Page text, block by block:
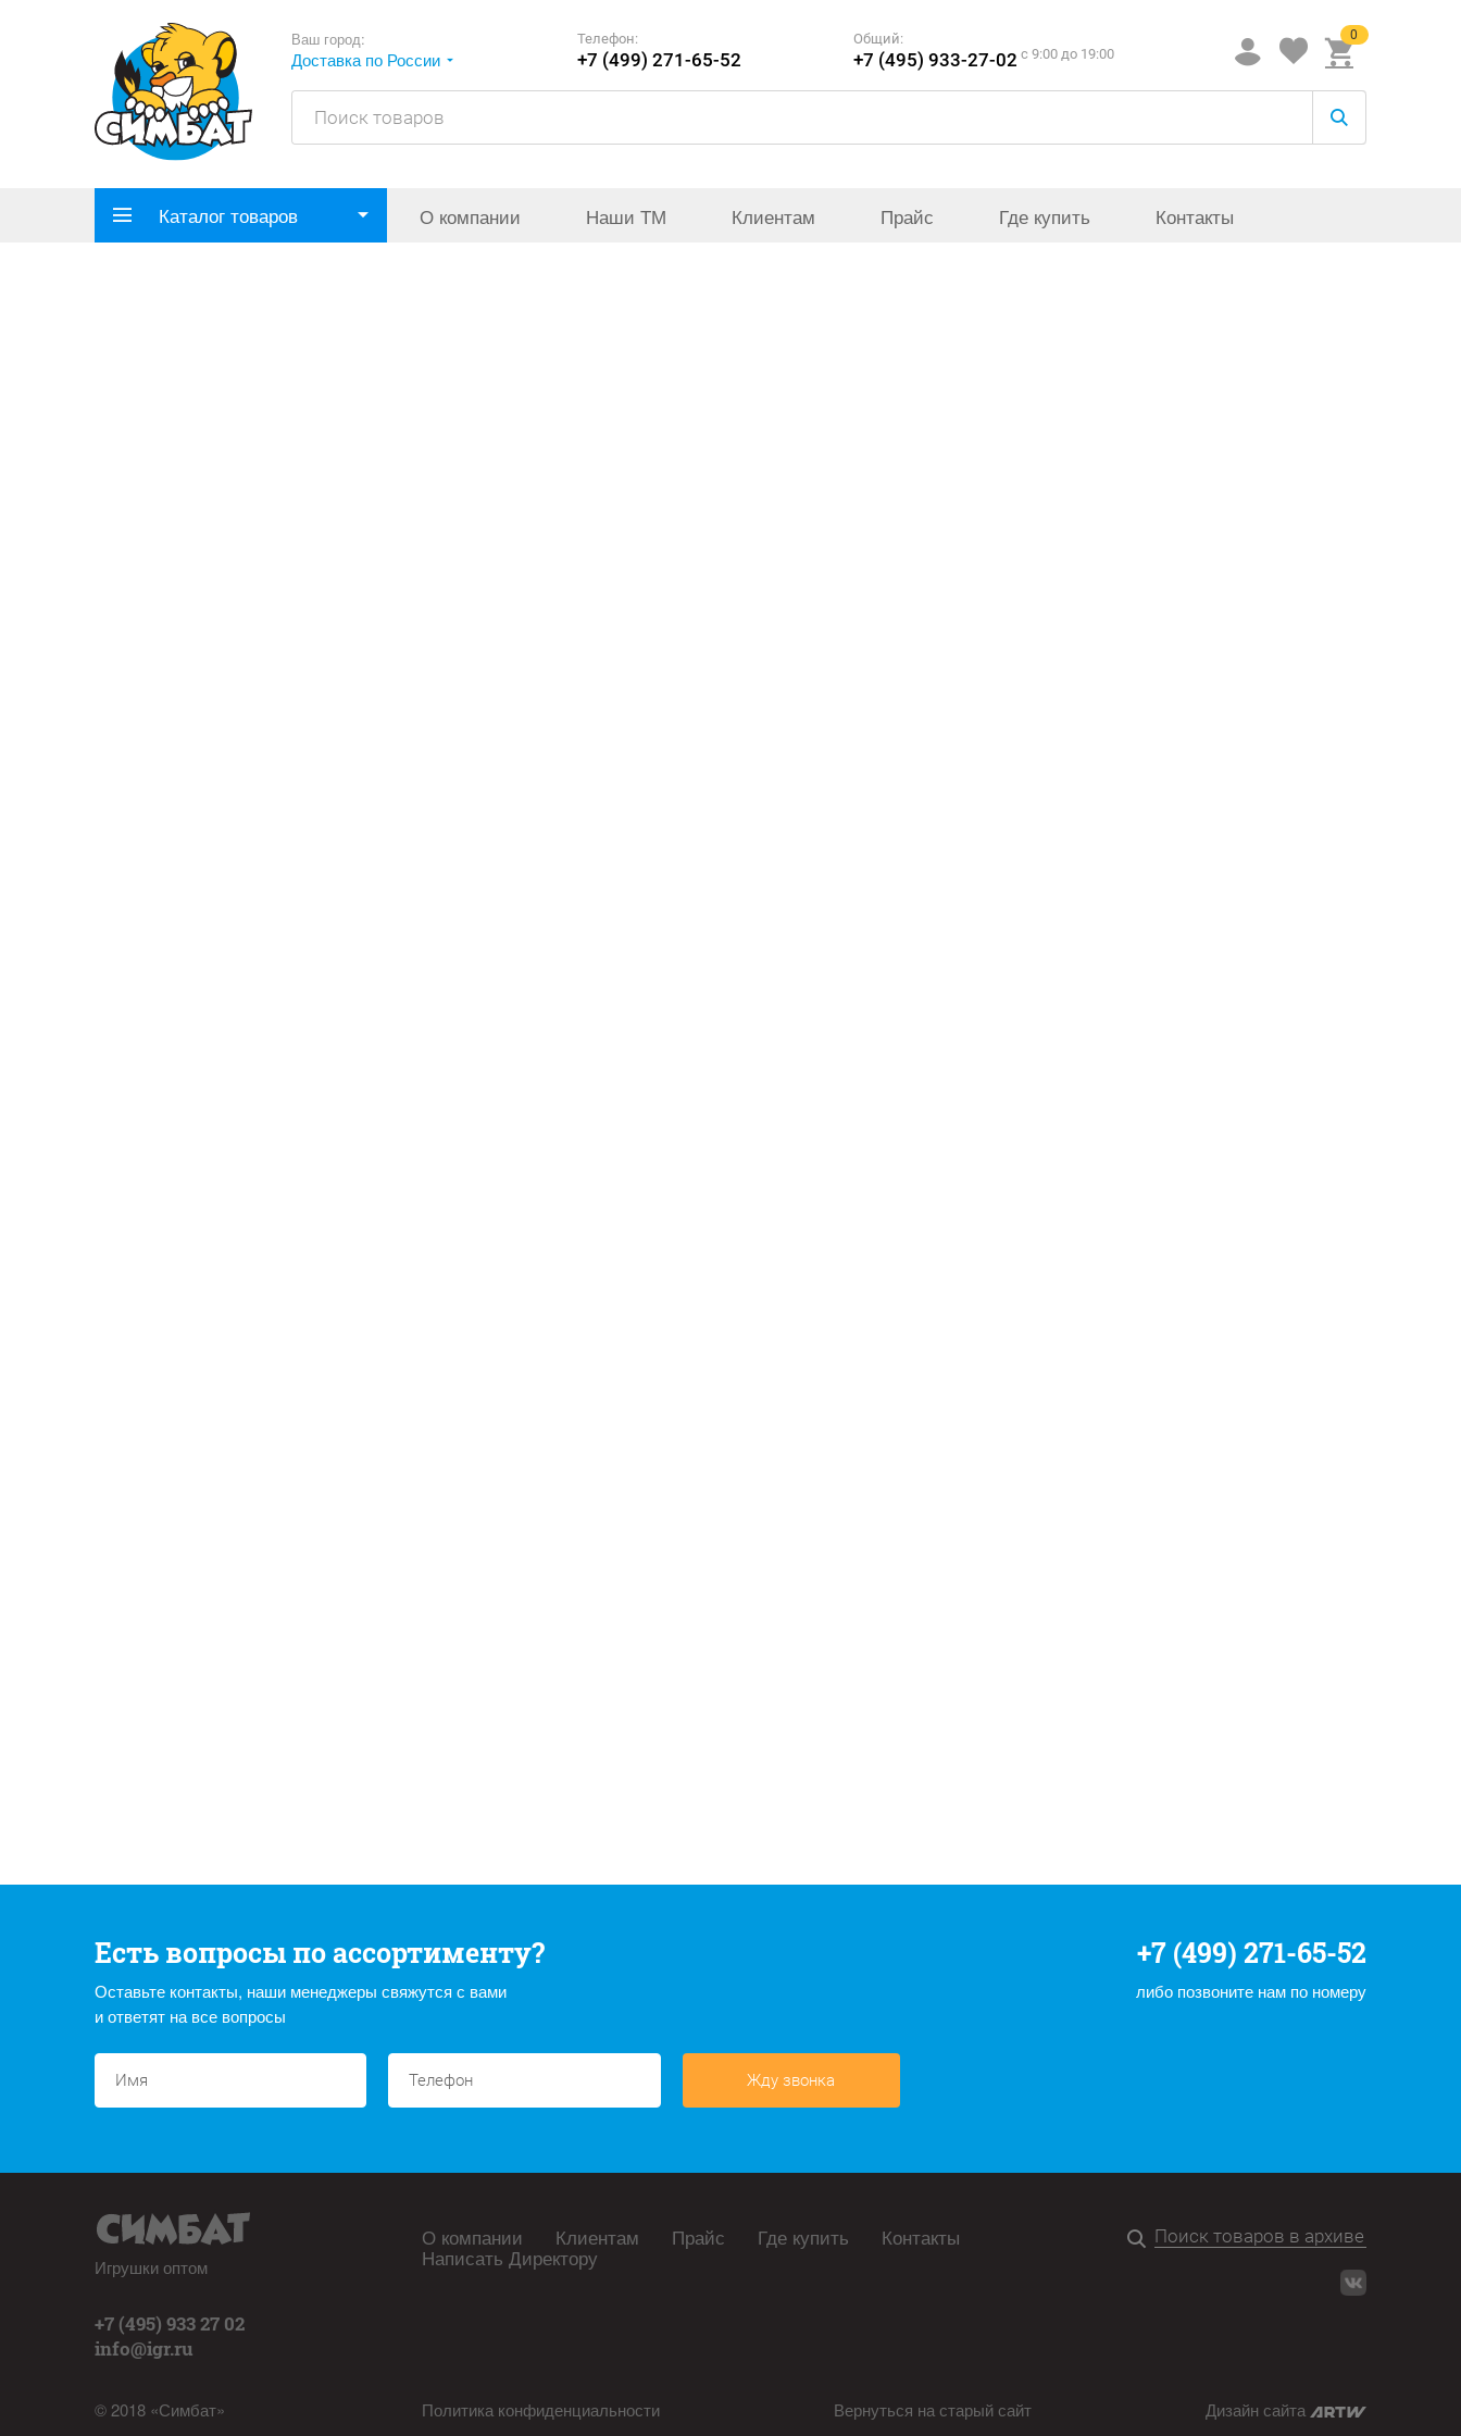
Ваш город:
Доставка по России
Телефон:
+7 (499) 271-65-52
Общий:
+7 (495) 933-27-02 c 9:00 до 19:00
0
Каталог товаров О компании Наши ТМ Клиентам Прайс Где купить Контакты
Есть вопросы по ассортименту?
Оставьте контакты, наши менеджеры свяжутся с вами
и ответят на все вопросы
+7 (499) 271-65-52
либо позвоните нам по номеру
Жду звонка
Игрушки оптом
+7 (495) 933 27 02
info@igr.ru
© 2018 «Симбат»
О компании Клиентам Прайс Где купить Контакты
Написать Директору
Политика конфиденциальности Вернуться на старый сайт Дизайн сайта